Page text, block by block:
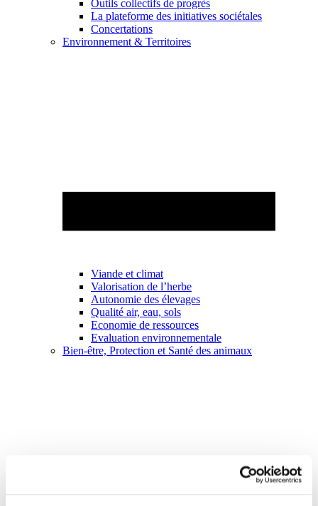
Outils collectifs de progrès
La plateforme des initiatives sociétales
Concertations
Environnement & Territoires
Viande et climat
Valorisation de l’herbe
Autonomie des élevages
Qualité air, eau, sols
Economie de ressources
Evaluation environnementale
Bien-être, Protection et Santé des animaux